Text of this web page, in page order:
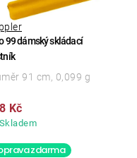
99 dámský skládací
Skladem
Kč
91 cm, 0,099 g
zdarma